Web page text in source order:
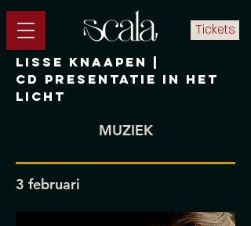
Tickets
LISSE KNAAPEN |
CD PRESENTATIE IN HET
LICHT
MUZIEK
3 februari